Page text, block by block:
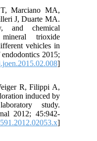
T, Marciano MA,
J, Duarte MA.
and chemical
trioxide
vehicles in
endodontics 2015;
R, Filippi A,
induced by
study.
2012; 45:942-